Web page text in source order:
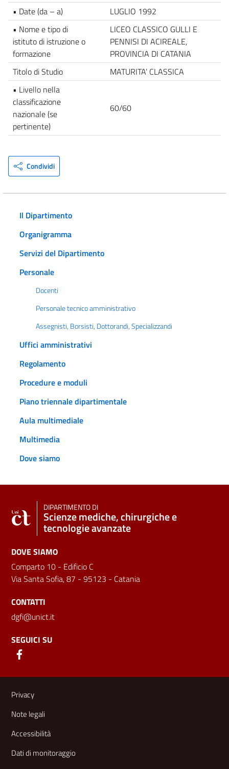
• Date (da – a)
LUGLIO 1992
• Nome e tipo di
istituto di istruzione o
formazione
LICEO CLASSICO GULLI E
PENNISI DI ACIREALE,
PROVINCIA DI CATANIA
Titolo di Studio
MATURITA’ CLASSICA
• Livello nella
classificazione
nazionale (se
pertinente)
60/60
Condividi
Il Dipartimento
Organigramma
Servizi del Dipartimento
Personale
Docenti
Personale tecnico amministrativo
Assegnisti, Borsisti, Dottorandi, Specializzandi
Uffici amministrativi
Regolamento
Procedure e moduli
Piano triennale dipartimentale
Aula multimediale
Multimedia
Dove siamo
DIPARTIMENTO DI
Scienze mediche, chirurgiche e
tecnologie avanzate
DOVE SIAMO
Comparto 10 - Edificio C
Via Santa Sofia, 87 - 95123 - Catania
CONTATTI
dgfi@unict.it
SEGUICI SU
Link e informazioni utili
Privacy
Note legali
Accessibilità
Dati di monitoraggio